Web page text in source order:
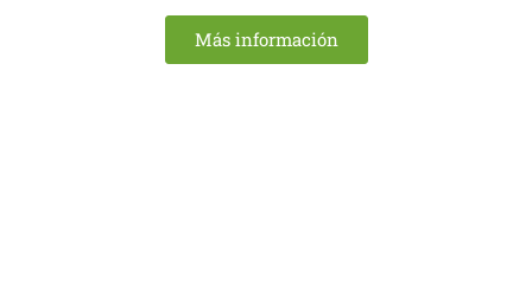
Más información